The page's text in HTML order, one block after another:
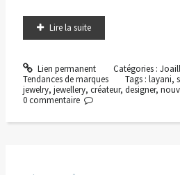
Lire la suite
Lien permanent Catégories :
Tendances de marques
Tags :layani,
jewelry, jewellery, créateur, designer,
0 commentaire